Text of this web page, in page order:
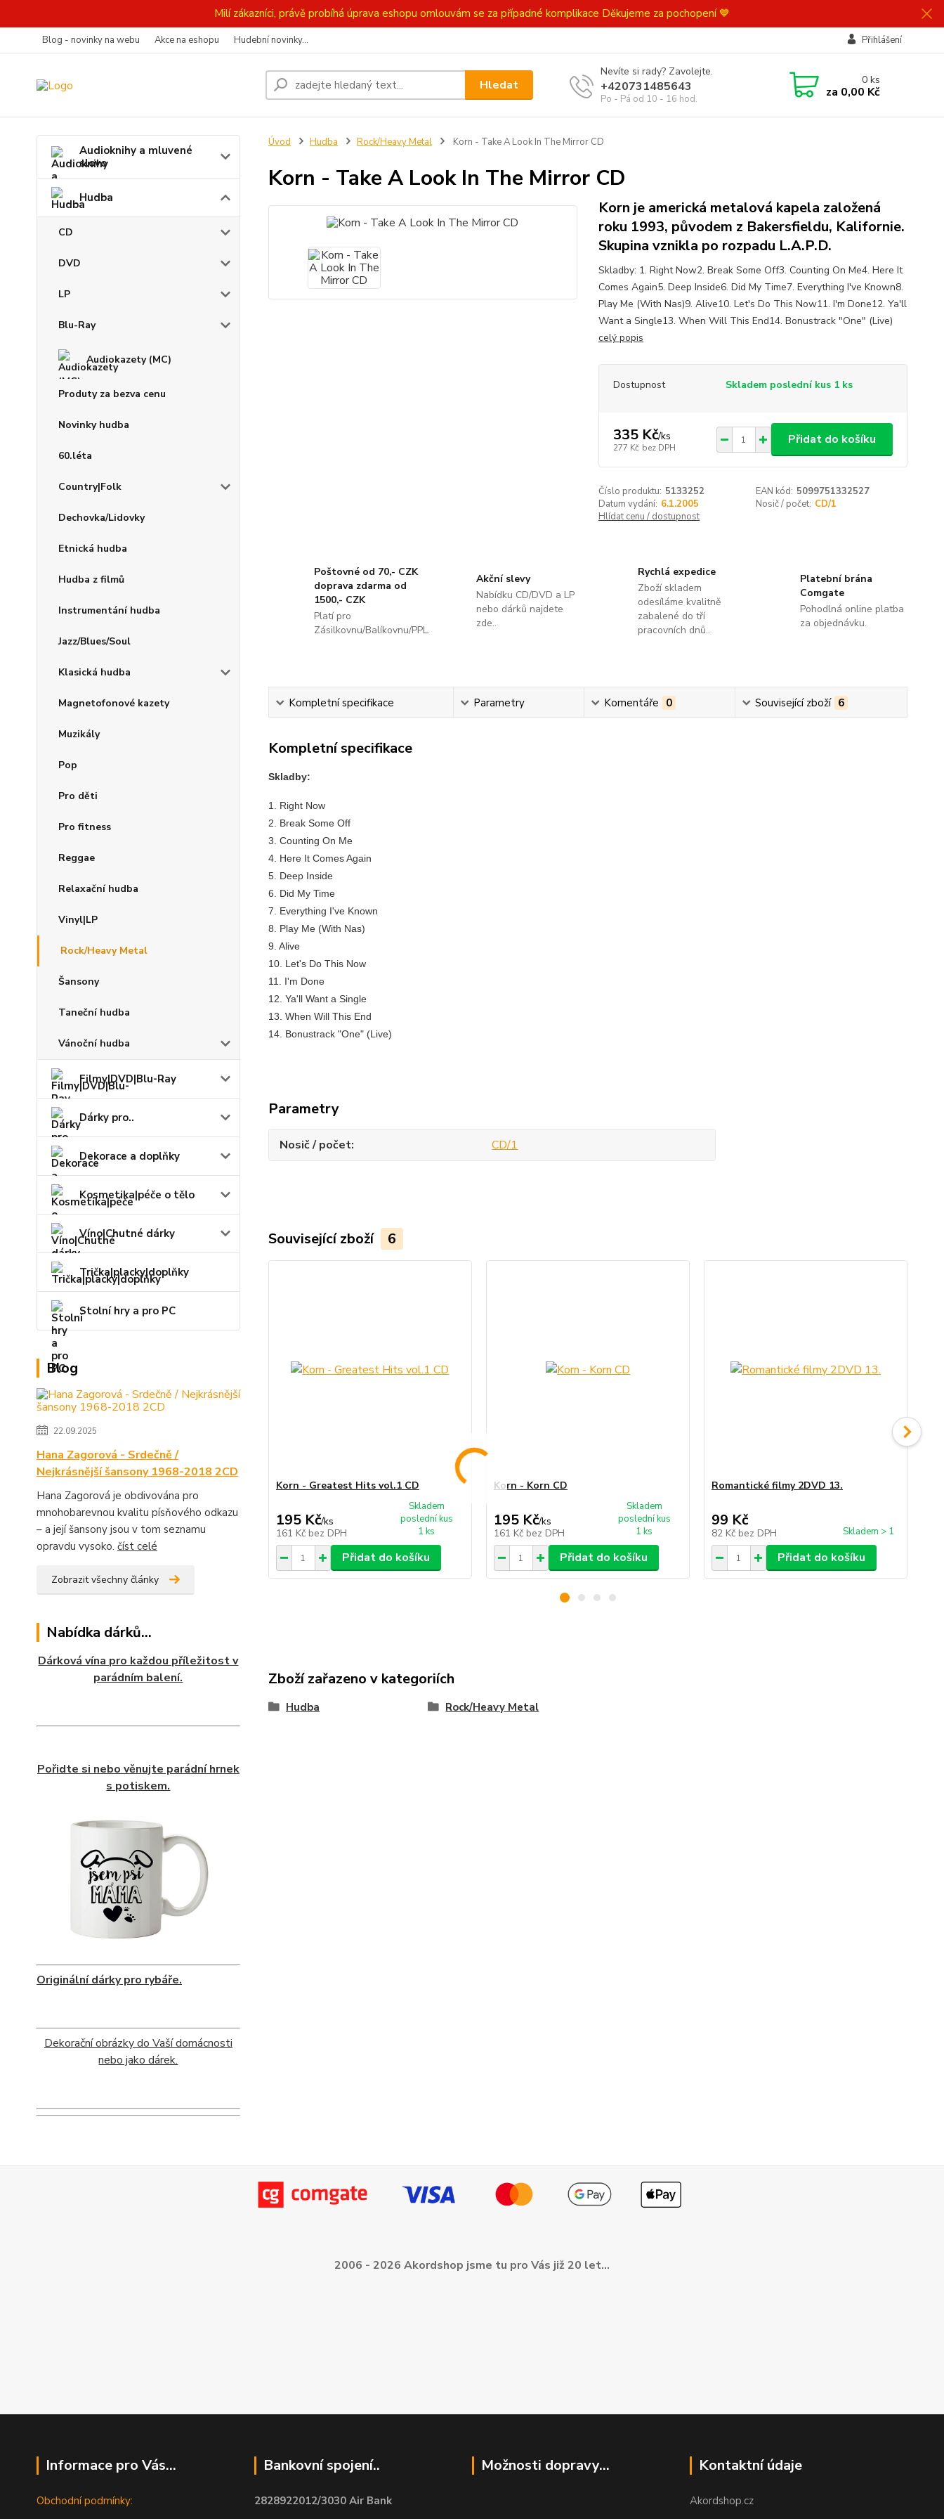
Milí zákazníci, právě probíhá úprava eshopu omlouvám se za případné komplikace Děkujeme za pochopení 💙
Blog - novinky na webu Akce na eshopu Hudební novinky... Přihlášení
Hledat
Nevíte si rady? Zavolejte.
+420731485643
Po - Pá od 10 - 16 hod.
0ks
za 0,00 Kč
Audioknihy a mluvené
slovo
Hudba
CD
DVD
LP
Blu-Ray
Audiokazety (MC)
Produty za bezva cenu
Novinky hudba
60.léta
Country|Folk
Dechovka/Lidovky
Etnická hudba
Hudba z filmů
Instrumentání hudba
Jazz/Blues/Soul
Klasická hudba
Magnetofonové kazety
Muzikály
Pop
Pro děti
Pro fitness
Reggae
Relaxační hudba
Vinyl|LP
Rock/Heavy Metal
Šansony
Taneční hudba
Vánoční hudba
Filmy|DVD|Blu-Ray
Dárky pro..
Dekorace a doplňky
Kosmetika|péče o tělo
Víno|Chutné dárky
Trička|placky|doplňky
Stolní hry a pro PC
Blog
22.09.2025
Hana Zagorová - Srdečně /
Nejkrásnější šansony 1968-2018 2CD
Hana Zagorová je obdivována pro
mnohobarevnou kvalitu písňového odkazu
– a její šansony jsou v tom seznamu
opravdu vysoko. číst celé
Zobrazit všechny články
Nabídka dárků...
Dárková vína pro každou příležitost v
parádním balení.
Pořidte si nebo věnujte parádní hrnek
s potiskem.
Originální dárky pro rybáře.
Dekorační obrázky do Vaší domácnosti
nebo jako dárek.
Úvod Hudba Rock/Heavy Metal Korn - Take A Look In The Mirror CD
Korn - Take A Look In The Mirror CD
Korn je americká metalová kapela založená
roku 1993, původem z Bakersfieldu, Kalifornie.
Skupina vznikla po rozpadu L.A.P.D.
Skladby: 1. Right Now2. Break Some Off3. Counting On Me4. Here It
Comes Again5. Deep Inside6. Did My Time7. Everything I've Known8.
Play Me (With Nas)9. Alive10. Let's Do This Now11. I'm Done12. Ya'll
Want a Single13. When Will This End14. Bonustrack "One" (Live)
celý popis
Dostupnost Skladem poslední kus 1 ks
335 Kč/ks
277 Kč bez DPH
Přidat do košíku
Číslo produktu: 5133252 EAN kód: 5099751332527
Datum vydání: 6.1.2005 Nosič / počet: CD/1
Hlídat cenu / dostupnost
Poštovné od 70,- CZK
doprava zdarma od
1500,- CZK
Platí pro
Zásilkovnu/Balíkovnu/PPL.
Akční slevy
Nabídku CD/DVD a LP
nebo dárků najdete
zde..
Rychlá expedice
Zboží skladem
odesíláme kvalitně
zabalené do tří
pracovních dnů..
Platební brána
Comgate
Pohodlná online platba
za objednávku.
Kompletní specifikace Parametry Komentáře 0 Související zboží 6
Kompletní specifikace
Skladby:
1. Right Now
2. Break Some Off
3. Counting On Me
4. Here It Comes Again
5. Deep Inside
6. Did My Time
7. Everything I've Known
8. Play Me (With Nas)
9. Alive
10. Let's Do This Now
11. I'm Done
12. Ya'll Want a Single
13. When Will This End
14. Bonustrack "One" (Live)
Parametry
Nosič / počet CD/1
Související zboží 6
Korn - Greatest Hits vol.1 CD
195 Kč/ks
161 Kč bez DPH
Skladem
poslední kus
1 ks
Přidat do košíku
Korn - Korn CD
195 Kč/ks
161 Kč bez DPH
Skladem
poslední kus
1 ks
Přidat do košíku
Romantické filmy 2DVD 13.
99 Kč
82 Kč bez DPH Skladem > 1
Přidat do košíku
Zboží zařazeno v kategoriích
Hudba Rock/Heavy Metal
2006 - 2026 Akordshop jsme tu pro Vás již 20 let...
Informace pro Vás...
Obchodní podmínky:
Bankovní spojení..
2828922012/3030 Air Bank
Možnosti dopravy... Kontaktní údaje
Akordshop.cz